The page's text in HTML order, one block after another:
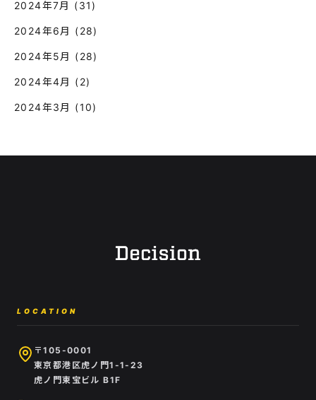
2024年7月 (31)
2024年6月 (28)
2024年5月 (28)
2024年4月 (2)
2024年3月 (10)
LOCATION
〒105-0001
東京都港区虎ノ門1-1-23
虎ノ門東宝ビル B1F